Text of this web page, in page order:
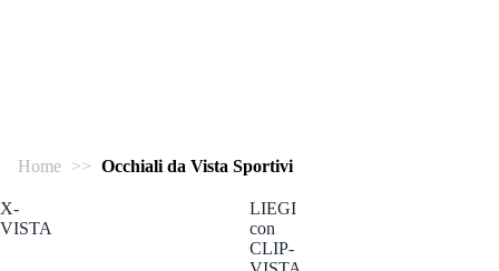
Home >> Occhiali da Vista Sportivi
X-
VISTA
LIEGI
con
CLIP-